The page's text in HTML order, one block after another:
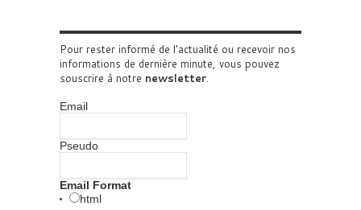
Pour rester informé de l'actualité ou recevoir nos
informations de dernière minute, vous pouvez
souscrire à notre newsletter.
Email
Pseudo
Email Format
html